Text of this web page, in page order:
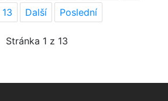
13 Další Poslední
Stránka 1 z 13